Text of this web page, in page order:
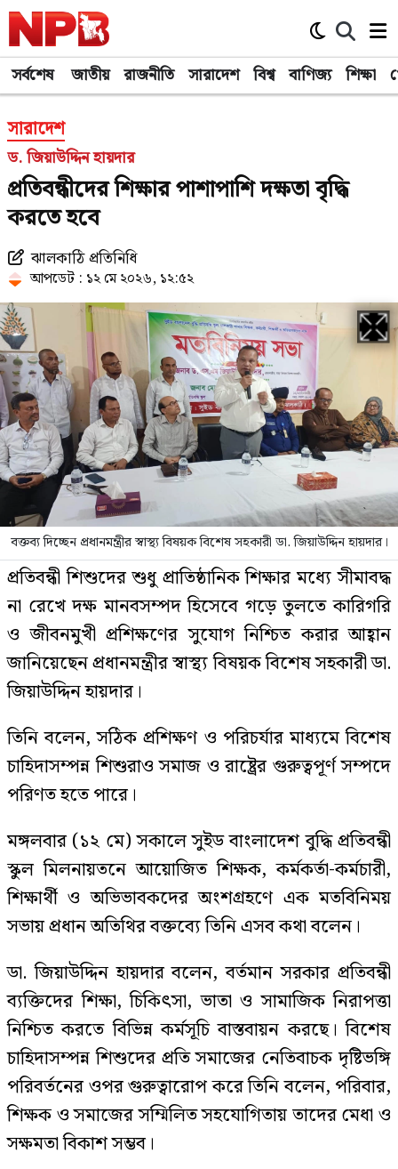
সর্বশেষ জাতীয় রাজনীতি সারাদেশ বিশ্ব বাণিজ্য শিক্ষা
সারাদেশ
ড. জিয়াউদ্দিন হায়দার
প্রতিবন্ধীদের শিক্ষার পাশাপাশি দক্ষতা বৃদ্ধি
করতে হবে
ঝালকাঠি প্রতিনিধি
আপডেট : ১২ মে ২০২৬, ১২:৫২
বক্তব্য দিচ্ছেন প্রধানমন্ত্রীর স্বাস্থ্য বিষয়ক বিশেষ সহকারী ডা. জিয়াউদ্দিন হায়দার।
প্রতিবন্ধী শিশুদের শুধু প্রাতিষ্ঠানিক শিক্ষার মধ্যে সীমাবদ্ধ
না রেখে দক্ষ মানবসম্পদ হিসেবে গড়ে তুলতে কারিগরি
ও জীবনমুখী প্রশিক্ষণের সুযোগ নিশ্চিত করার আহ্বান
জানিয়েছেন প্রধানমন্ত্রীর স্বাস্থ্য বিষয়ক বিশেষ সহকারী ডা.
জিয়াউদ্দিন হায়দার।
তিনি বলেন, সঠিক প্রশিক্ষণ ও পরিচর্যার মাধ্যমে বিশেষ
চাহিদাসম্পন্ন শিশুরাও সমাজ ও রাষ্ট্রের গুরুত্বপূর্ণ সম্পদে
পরিণত হতে পারে।
মঙ্গলবার (১২ মে) সকালে সুইড বাংলাদেশ বুদ্ধি প্রতিবন্ধী
স্কুল মিলনায়তনে আয়োজিত শিক্ষক, কর্মকর্তা-কর্মচারী,
শিক্ষার্থী ও অভিভাবকদের অংশগ্রহণে এক মতবিনিময়
সভায় প্রধান অতিথির বক্তব্যে তিনি এসব কথা বলেন।
ডা. জিয়াউদ্দিন হায়দার বলেন, বর্তমান সরকার প্রতিবন্ধী
ব্যক্তিদের শিক্ষা, চিকিৎসা, ভাতা ও সামাজিক নিরাপত্তা
নিশ্চিত করতে বিভিন্ন কর্মসূচি বাস্তবায়ন করছে। বিশেষ
চাহিদাসম্পন্ন শিশুদের প্রতি সমাজের নেতিবাচক দৃষ্টিভঙ্গি
পরিবর্তনের ওপর গুরুত্বারোপ করে তিনি বলেন, পরিবার,
শিক্ষক ও সমাজের সম্মিলিত সহযোগিতায় তাদের মেধা ও
সক্ষমতা বিকাশ সম্ভব।